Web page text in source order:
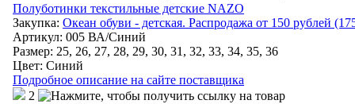
Полуботинки текстильные детские NAZO
Закупка: Океан обуви - детская. Распродажа от 150 рублей
Артикул: 005 ВА/Синий
Размер: 25, 26, 27, 28, 29, 30, 31, 32, 33, 34, 35, 36
Цвет: Синий
Подробное описание на сайте поставщика
2